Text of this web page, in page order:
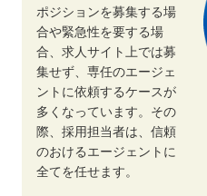
ポジションを募集する場
合や緊急性を要する場
合、求人サイト上では募
集せず、専任のエージェ
ントに依頼するケースが
多くなっています。その
際、採用担当者は、信頼
のおけるエージェントに
全てを任せます。